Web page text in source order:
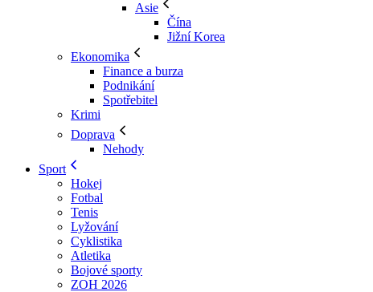
Asie
Čína
Jižní Korea
Ekonomika
Finance a burza
Podnikání
Spotřebitel
Krimi
Doprava
Nehody
Sport
Hokej
Fotbal
Tenis
Lyžování
Cyklistika
Atletika
Bojové sporty
ZOH 2026